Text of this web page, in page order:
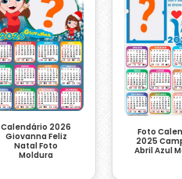
Calendário 2026
Giovanna Feliz
Natal Foto
Moldura
Foto
2025
Abril Azul